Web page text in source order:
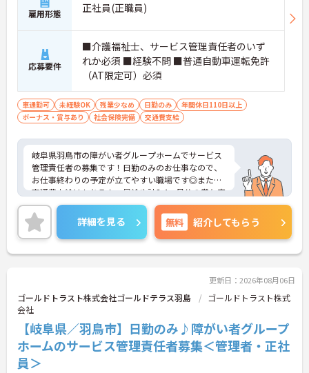
雇用形態 正社員(正職員)
応募要件
■介護福祉士、サービス管理責任者のいず
れか必須 ■経験不問 ■普通自動車運転免許
（AT限定可）必須
車通勤可 未経験OK 残業少なめ 日勤のみ
年間休日110日以上
ボーナス・賞与あり
社会保険完備 交通費支給
岐阜県羽鳥市の障がい者グループホームでサービス
管理責任者の募集です！日勤のみのお仕事なので、
お仕事終わりの予定が立てやすい職場です◎また、
交通費支給はもちろん、昇給や計3.4ヵ月分の賞与実
績ありで待遇面もばっちり！あなたの頑張りがしっ
かり評価される職場です♪ご興味のある方は面接ポ
イントをお伝えしますので、お気軽にご連絡くださ
い！
詳細を見る 無料 紹介してもらう
更新日：2026年08月06日
ゴールドトラスト株式会社ゴールドテラス羽島
ゴールドトラスト株式
会社
【岐阜県／羽鳥市】日勤のみ♪障がい者グループ
ホームのサービス管理責任者募集＜管理者・正社
員＞